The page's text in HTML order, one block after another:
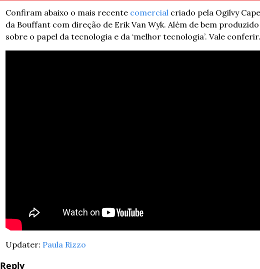
Confiram abaixo o mais recente comercial criado pela Ogilvy
da Bouffant com direção de Erik Van Wyk. Além de bem
sobre o papel da tecnologia e da ‘melhor tecnologia’. Vale conferir.
Updater: Paula Rizzo
Reply